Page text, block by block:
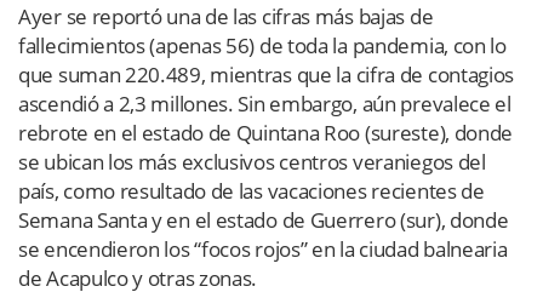
Ayer se reportó una de las cifras más bajas de
fallecimientos (apenas 56) de toda la pandemia, con lo
que suman 220.489, mientras que la cifra de contagios
ascendió a 2,3 millones. Sin embargo, aún prevalece el
rebrote en el estado de Quintana Roo (sureste), donde
se ubican los más exclusivos centros veraniegos del
país, como resultado de las vacaciones recientes de
Semana Santa y en el estado de Guerrero (sur), donde
se encendieron los “focos rojos” en la ciudad balnearia
de Acapulco y otras zonas.